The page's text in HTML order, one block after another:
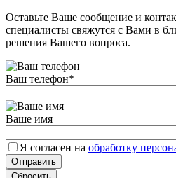
Оставьте Ваше сообщение и
специалисты свяжутся с Вами в
решения Вашего вопроса.
Ваш телефон*
Ваше имя
Я согласен на обработку